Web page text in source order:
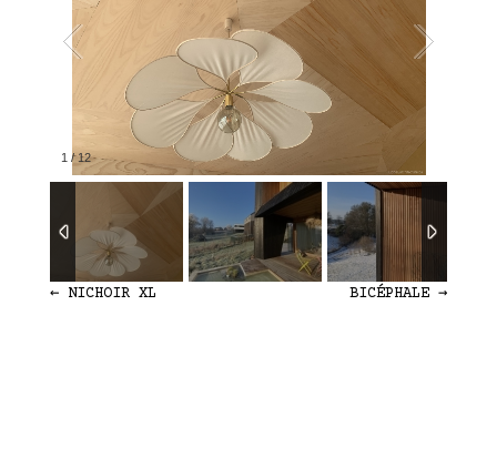
1 /12
←NICHOIR XL BICÉPHALE→